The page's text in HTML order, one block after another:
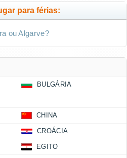
para férias:
ou Algarve?
BULGÁRIA
CHINA
CROÁCIA
EGITO